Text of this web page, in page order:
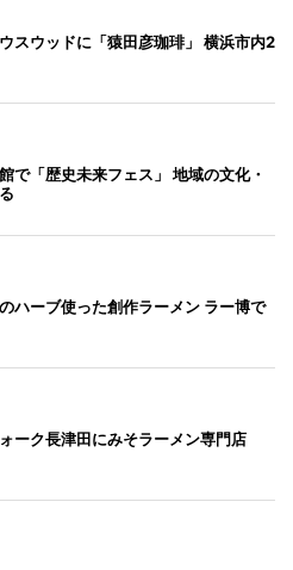
スウッドに「猿田彦珈琲」 横浜市内2
で「歴史未来フェス」 地域の文化・
ハーブ使った創作ラーメン ラー博で
ーク長津田にみそラーメン専門店